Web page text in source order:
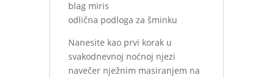
blag miris
odlična podloga za šminku
Nanesite kao prvi korak u
svakodnevnoj noćnoj njezi
navečer nježnim masiranjem na